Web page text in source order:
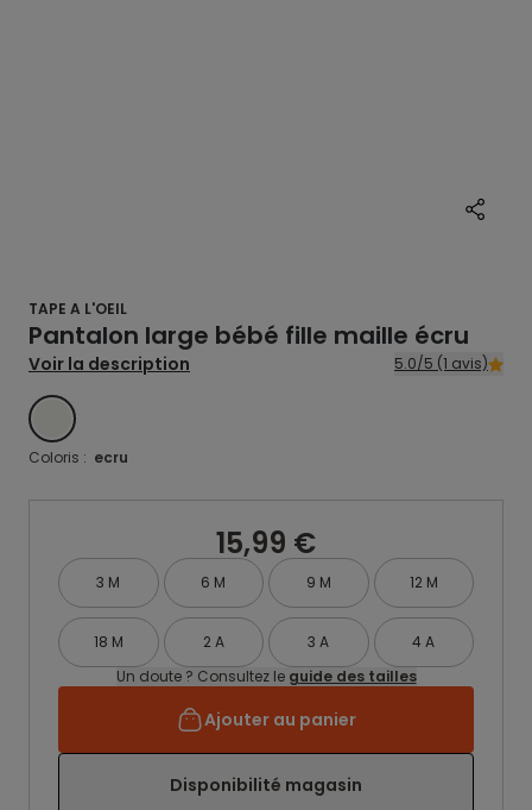
TAPE A L'OEIL
Pantalon large bébé fille maille écru
Voir la description 5.0/5 (1 avis)
ECRU
Coloris : ecru
15,99 €
3 M 6 M 9 M 12 M
18 M 2 A 3 A
4 A
Un doute ? Consultez le guide des tailles
Ajouter au panier
Disponibilité magasin